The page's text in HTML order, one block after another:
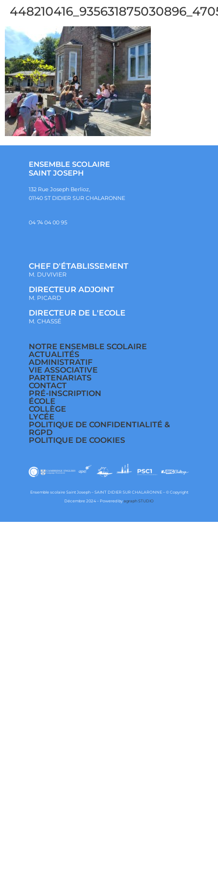
ENSEMBLE SCOLAIRE
SAINT JOSEPH
132 Rue Joseph Berlioz,
01140 ST DIDIER SUR CHALARONNE
04 74 04 00 95
CHEF D'ÉTABLISSEMENT
M. DUVIVIER
DIRECTEUR ADJOINT
M. PICARD
DIRECTEUR DE L'ECOLE
M. CHASSÉ
NOTRE ENSEMBLE SCOLAIRE
ACTUALITÉS
ADMINISTRATIF
VIE ASSOCIATIVE
PARTENARIATS
CONTACT
PRÉ-INSCRIPTION
ÉCOLE
COLLÈGE
LYCÉE
POLITIQUE DE CONFIDENTIALITÉ &
RGPD
POLITIQUE DE COOKIES
Ensemble scolaire Saint Joseph – SAINT DIDIER SUR CHALARONNE – © Copyright
Décembre 2024 – Powered by agraph STUDIO